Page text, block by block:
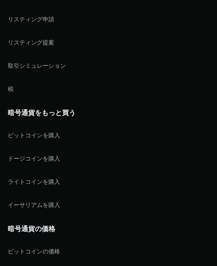
リスティング申請
リスティング提案
取引シミュレーション
税
暗号通貨をもっと買う
ビットコインを購入
ドージコインを購入
ライトコインを購入
イーサリアムを購入
暗号通貨の価格
ビットコインの価格